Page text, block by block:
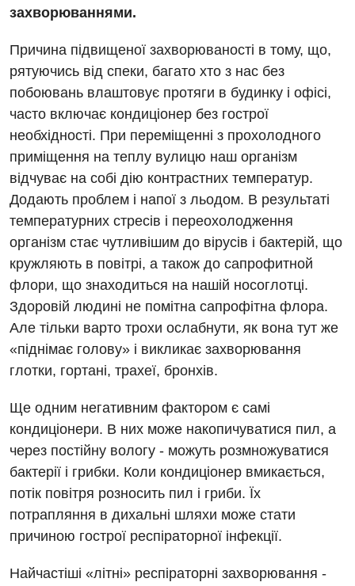
Вакансії
Заходи БПР
Інтернатура
Безкоштовні операції
Енциклопедія
Програма лояльності
Відгуки
Відео
Діагностика
Ангіографічні дослідження
Діагностичне відділення
Ендоскопічне відділення
Комп’ютерна томографія
Магнітно-резонансна томографія
Мамографія
Нейросонографія
УЗД
Для дорослих
Акушерство і гінекологія
Алергологія, імунологія
Андрологія
Відділ госпіталізації
Відділення кардіосудинної патології та неврології
Відділення невідкладних станів
Відділення інтенсивної терапії
Гінекологічне відділення
Денний стаціонар
Діагностичне відділення
Ендоскопічне відділення
Онкологічне відділлення
Офтальмологічне відділення
Терапевтичне відділення
Травматологічне відділення
Декларування
Українська
Російська
захворюваннями.
Причина підвищеної захворюваності в тому, що,
рятуючись від спеки, багато хто з нас без
побоювань влаштовує протяги в будинку і офісі,
часто включає кондиціонер без гострої
необхідності. При переміщенні з прохолодного
приміщення на теплу вулицю наш організм
відчуває на собі дію контрастних температур.
Додають проблем і напої з льодом. В результаті
температурних стресів і переохолодження
організм стає чутливішим до вірусів і бактерій, що
кружляють в повітрі, а також до сапрофитной
флори, що знаходиться на нашій носоглотці.
Здоровій людині не помітна сапрофітна флора.
Але тільки варто трохи ослабнути, як вона тут же
«піднімає голову» і викликає захворювання
глотки, гортані, трахеї, бронхів.
Ще одним негативним фактором є самі
кондиціонери. В них може накопичуватися пил, а
через постійну вологу - можуть розмножуватися
бактерії і грибки. Коли кондиціонер вмикається,
потік повітря розносить пил і гриби. Їх
потрапляння в дихальні шляхи може стати
причиною гострої респіраторної інфекції.
Найчастіші «літні» респіраторні захворювання -